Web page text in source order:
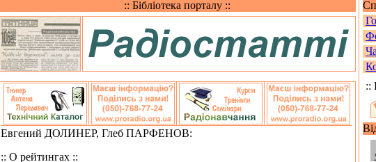
:: Бібліотека порталу ::
Евгений ДОЛИНЕР, Глеб ПАРФЕНОВ:
:: О рейтингах ::
::